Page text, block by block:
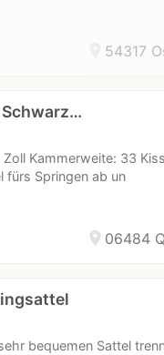
54317
Schwarz…
Kammerweite: 33
Springen ab un
location_on 06484
bequemen Sattel